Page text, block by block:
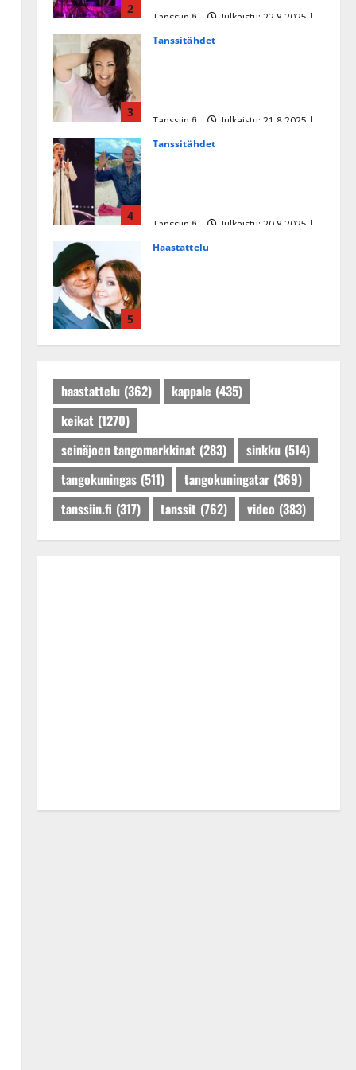
2
Tanssiin.fi
Julkaistu: 22.8.2025 |
3
Tanssitähdet
Tanssiin.fi
Julkaistu: 21.8.2025 |
4
Tanssitähdet
Tanssiin.fi
Julkaistu: 20.8.2025 |
5
Haastattelu
Tanssiin.fi
Julkaistu: 27.4.2025 |
haastattelu (362) kappale (435)
keikat (1270)
seinäjoen tangomarkkinat (283) sinkku (514)
tangokuningas (511) tangokuningatar (369)
tanssiin.fi (317) tanssit (762) video (383)